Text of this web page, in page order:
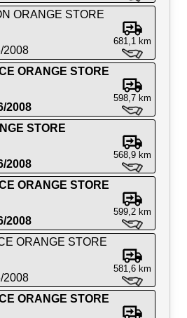
ORANGE STORE
2008
681,1 km
ORANGE STORE
2008
598,7 km
STORE
2008
568,9 km
ORANGE STORE
2008
599,2 km
ORANGE STORE
2008
581,6 km
ORANGE STORE